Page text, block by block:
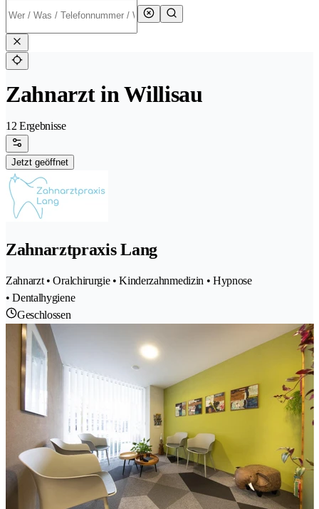
Zahnarzt in Willisau
12 Ergebnisse
Jetzt geöffnet
Zahnarztpraxis Lang
Zahnarzt • Oralchirurgie • Kinderzahnmedizin • Hypnose
• Dentalhygiene
Geschlossen